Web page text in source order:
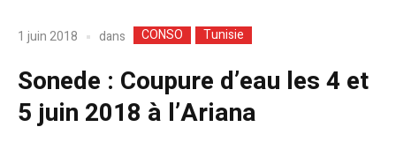
1 juin 2018 dans CONSO Tunisie
Sonede : Coupure d’eau les 4 et
5 juin 2018 à l’Ariana